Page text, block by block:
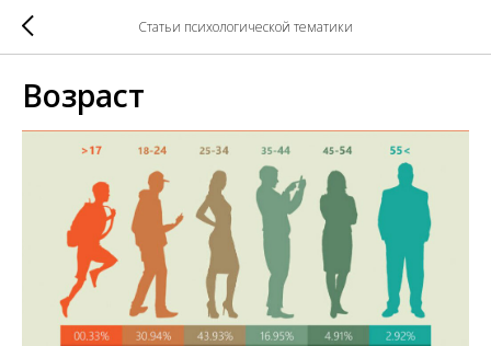
Статьи психологической тематики
Возраст